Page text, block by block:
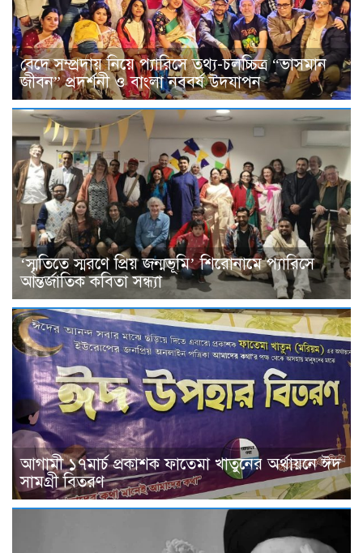
বেদে সম্প্রদায় নিয়ে প্যারিসে তথ্য-চলচ্চিত্র “ভাসমান
জীবন” প্রদর্শনী ও বাংলা নববর্ষ উদযাপন
‘স্মৃতিতে স্মরণে প্রিয় জন্মভূমি’ শিরোনামে প্যারিসে
আন্তর্জাতিক কবিতা সন্ধ্যা
আগামী ১৭মার্চ প্রকাশক ফাতেমা খাতুনের অর্থায়নে ঈদ
সামগ্রী বিতরণ